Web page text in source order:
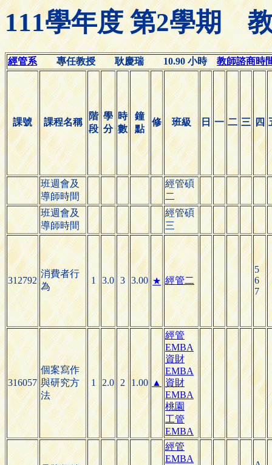
111學年度 第2學期
經管系專任教授 耿慶瑞 10.90 小時教師諮商時
課號 課程名稱
階
段
學
分
時
數
鐘
點
修 班級 日 一 二 三 四
班週會及
導師時間
經管碩
二
班週會及
導師時間
經管碩
三
312792
消費者行
為
1 3.0 3 3.00 ★ 經管二
5
6
7
316057
個案寫作
與研究方
法
1 2.0 2 1.00 ▲
經管
EMBA
資財
EMBA
資財
EMBA
桃園
工管
EMBA
經管
EMBA